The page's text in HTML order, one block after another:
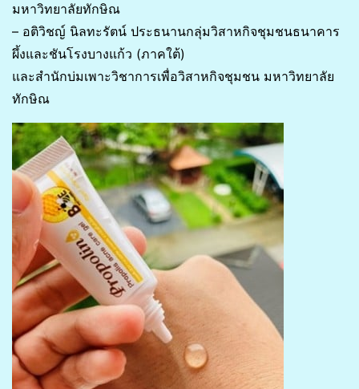
มหาวิทยาลัยทักษิณ
– อติวิชญ์ นิลทะรัตน์ ประธนานกลุ่มวิสาหกิจชุมชนธนาคาร
ผึ้งและชันโรงบางแก้ว (ภาคใต้)
และสำนักบ่มเพาะวิชาการเพื่อวิสาหกิจชุมชน มหาวิทยาลัย
ทักษิณ